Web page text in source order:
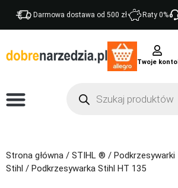
Darmowa dostawa od 500 zł Raty 0%
Twoje konto
Strona główna / STIHL ® / Podkrzesywarki
Stihl / Podkrzesywarka Stihl HT 135